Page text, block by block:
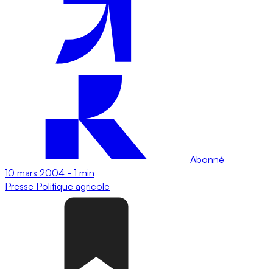
Abonné
10 mars 2004 - 1 min
Presse Politique agricole